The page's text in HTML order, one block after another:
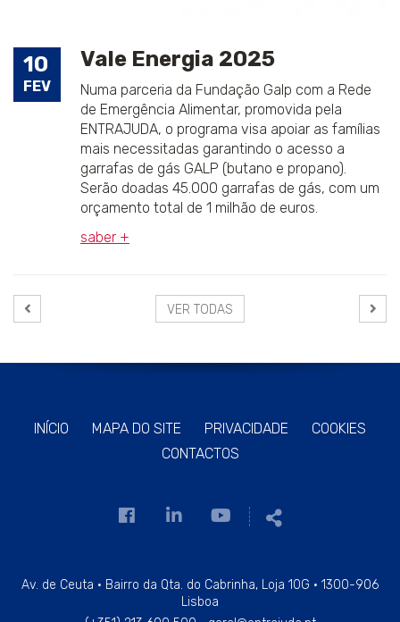
10
FEV
Vale Energia 2025
Numa parceria da Fundação Galp com a Rede
de Emergência Alimentar, promovida pela
ENTRAJUDA, o programa visa apoiar as famílias
mais necessitadas garantindo o acesso a
garrafas de gás GALP (butano e propano).
Serão doadas 45.000 garrafas de gás, com um
orçamento total de 1 milhão de euros.
saber +
VER TODAS
INÍCIO MAPA DO SITE PRIVACIDADE
COOKIES
CONTACTOS
Link
página
Link
página
de
Link
página
Av. de Ceuta · Bairro da Qta. do Cabrinha, Loja 10G · 1300-906
Lisboa